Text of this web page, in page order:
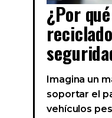
¿Por
Imagina un
soportar el
vehículos